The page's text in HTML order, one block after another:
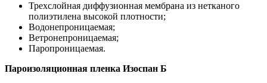
Трехслойная диффузионная мембрана из нетканого
полиэтилена высокой плотности;
Водонепроницаемая;
Ветронепроницаемая;
Паропроницаемая.
Пароизоляционная пленка Изоспан Б